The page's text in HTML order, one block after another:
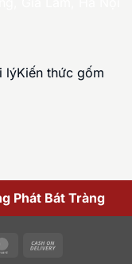
lýKiến thức gốm
Phát Bát Tràng
MasterCard